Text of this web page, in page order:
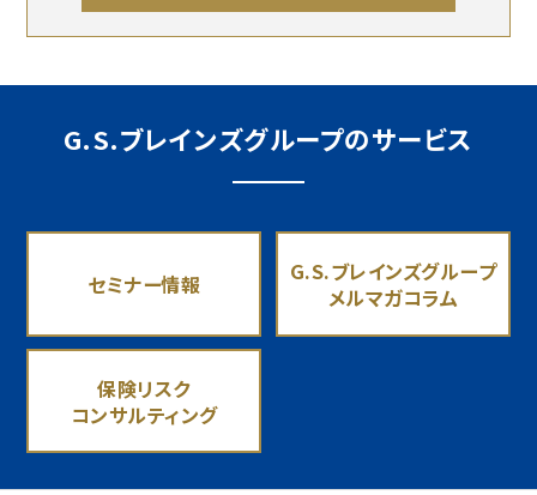
G.S.ブレインズグループのサービス
セミナー情報
G.S.ブレインズグループ
メルマガコラム
保険リスク
コンサルティング